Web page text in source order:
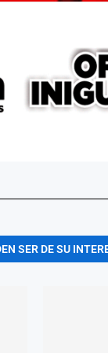
SER DE SU